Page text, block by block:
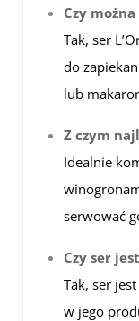
Czy
Tak, ser
do
lub
Z czym
Idealnie
serwować
Czy ser
Tak, ser
w jego